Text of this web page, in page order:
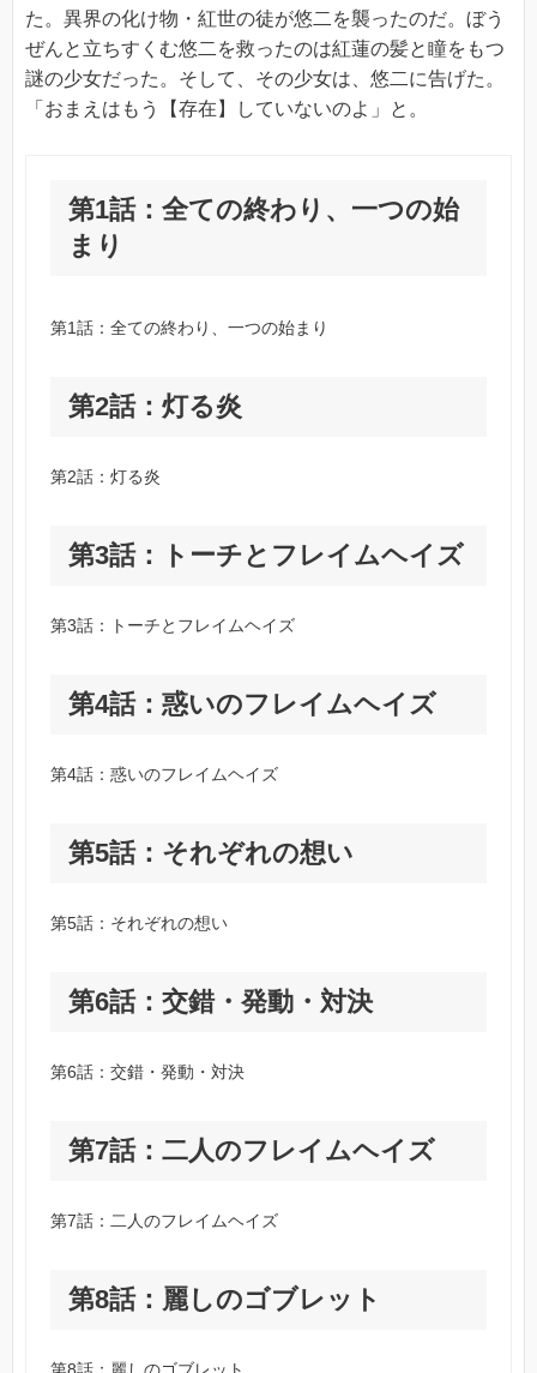
た。異界の化け物・紅世の徒が悠二を襲ったのだ。ぼう
ぜんと立ちすくむ悠二を救ったのは紅蓮の髪と瞳をもつ
謎の少女だった。そして、その少女は、悠二に告げた。
「おまえはもう【存在】していないのよ」と。
第1話：全ての終わり、一つの始
まり
第1話：全ての終わり、一つの始まり
第2話：灯る炎
第2話：灯る炎
第3話：トーチとフレイムヘイズ
第3話：トーチとフレイムヘイズ
第4話：惑いのフレイムヘイズ
第4話：惑いのフレイムヘイズ
第5話：それぞれの想い
第5話：それぞれの想い
第6話：交錯・発動・対決
第6話：交錯・発動・対決
第7話：二人のフレイムヘイズ
第7話：二人のフレイムヘイズ
第8話：麗しのゴブレット